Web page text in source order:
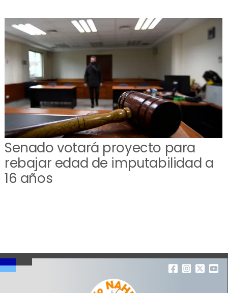
Senado votará proyecto para
rebajar edad de imputabilidad a
16 años